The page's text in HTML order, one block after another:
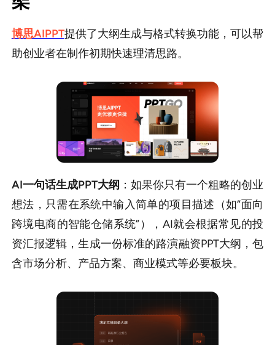
博思AIPPT提供了大纲生成与格式转换功能，可以帮
助创业者在制作初期快速理清思路。
AI一句话生成PPT大纲 ：如果你只有一个粗略的创业
想法，只需在系统中输入简单的项目描述（如“面向
跨境电商的智能仓储系统”），AI就会根据常见的投
资汇报逻辑，生成一份标准的路演融资PPT大纲，包
含市场分析、产品方案、商业模式等必要板块。